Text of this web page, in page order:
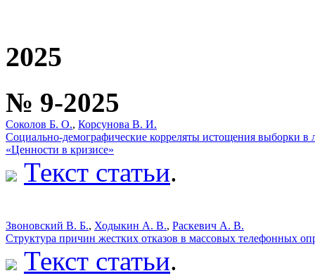
2025
№ 9-2025
Соколов Б. О., Корсунова В. И.
Социально-демографические корреляты истощения выборки
«Ценности в кризисе»
Текст статьи.
Звоновский В. Б., Ходыкин А. В., Раскевич А. В.
Структура причин жестких отказов в массовых телефонных
Текст статьи.